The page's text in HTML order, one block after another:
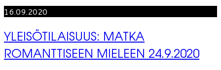
16.09.2020
YLEISÖTILAISUUS: MATKA
ROMANTTISEEN MIELEEN 24.9.2020